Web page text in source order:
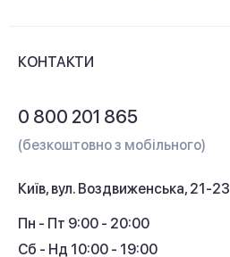
Контакти
Кешбек
КОНТАКТИ
0 800 201 865
(безкоштовно з мобільного)
Київ, вул. Воздвиженська, 21-23
Пн - Пт 9:00 - 20:00
Сб - Нд 10:00 - 19:00